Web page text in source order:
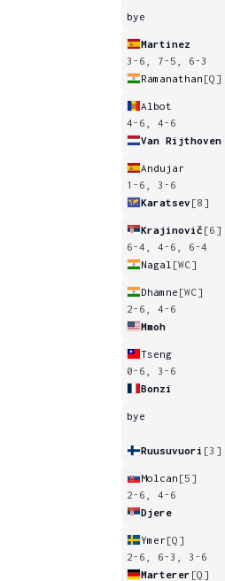
bye
Martinez
3-6, 7-5, 6-3
Ramanathan [Q]
Albot
4-6, 4-6
Van Rijthoven
Andujar
1-6, 3-6
Karatsev [8]
Krajinovič [6]
6-4, 4-6, 6-4
Nagal [WC]
Dhamne [WC]
2-6, 4-6
Mmoh
Tseng
0-6, 3-6
Bonzi
bye
Ruusuvuori [3]
Molcan [5]
2-6, 4-6
Djere
Ymer[Q]
2-6, 6-3, 3-6
Marterer [Q]